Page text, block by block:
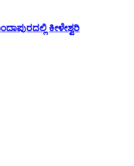
ಕೀಳೇಶ್ವರಿ